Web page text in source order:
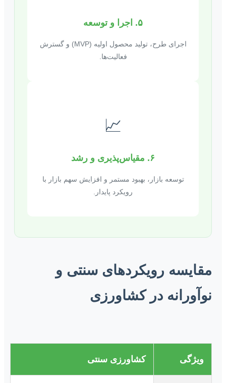
۵. اجرا و توسعه
اجرای طرح، تولید محصول اولیه (MVP) و گسترش
فعالیت‌ها.
📈
۶. مقیاس‌پذیری و رشد
توسعه بازار، بهبود مستمر و افزایش سهم بازار با
رویکرد پایدار.
مقایسه رویکردهای سنتی و
نوآورانه در کشاورزی
ویژگی کشاورزی سنتی